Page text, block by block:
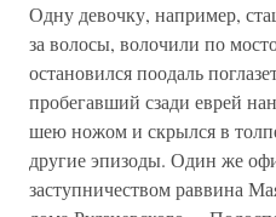
Одну девочку, например,
за волосы, волочили по
остановился поодаль
пробегавший сзади еврей
шею ножом и скрылся в
другие эпизоды. Один же
заступничеством раввина